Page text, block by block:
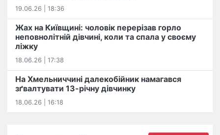
19.06.26 | 18:36
Жах на Київщині: чоловік перерізав горло
неповнолітній дівчині, коли та спала у своєму
ліжку
18.06.26 | 17:38
На Хмельниччині далекобійник намагався
зґвалтувати 13-річну дівчинку
18.06.26 | 16:18